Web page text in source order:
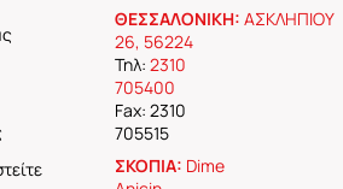
ΘΕΣΣΑΛΟΝΙΚΗ: ΑΣΚΛΗΠΙΟΥ
26, 56224
Τηλ: 2310
705400
Fax: 2310
705515
ΣΚΟΠΙΑ: Dime